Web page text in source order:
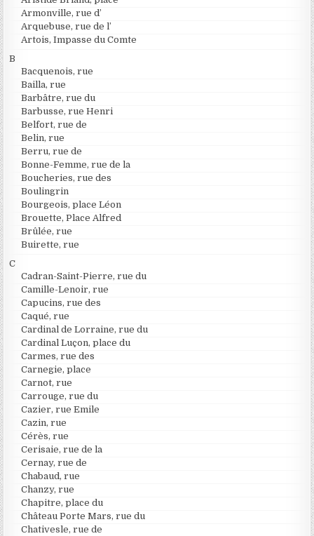
Armonville, rue d’
Arquebuse, rue de l’
Artois, Impasse du Comte
B
Bacquenois, rue
Bailla, rue
Barbâtre, rue du
Barbusse, rue Henri
Belfort, rue de
Belin, rue
Berru, rue de
Bonne-Femme, rue de la
Boucheries, rue des
Boulingrin
Bourgeois, place Léon
Brouette, Place Alfred
Brûlée, rue
Buirette, rue
C
Cadran-Saint-Pierre, rue du
Camille-Lenoir, rue
Capucins, rue des
Caqué, rue
Cardinal de Lorraine, rue du
Cardinal Luçon, place du
Carmes, rue des
Carnegie, place
Carnot, rue
Carrouge, rue du
Cazier, rue Emile
Cazin, rue
Cérès, rue
Cerisaie, rue de la
Cernay, rue de
Chabaud, rue
Chanzy, rue
Chapitre, place du
Château Porte Mars, rue du
Chativesle, rue de